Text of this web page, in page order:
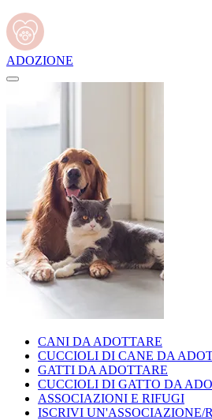
ADOZIONE
CANI DA ADOTTARE
CUCCIOLI DI CANE DA
GATTI DA ADOTTARE
CUCCIOLI DI GATTO DA
ASSOCIAZIONI E RIFUGI
ISCRIVI UN'ASSOCIAZIONE/